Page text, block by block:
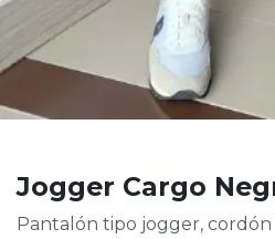
Jogger Cargo
Pantalón tipo jogger,